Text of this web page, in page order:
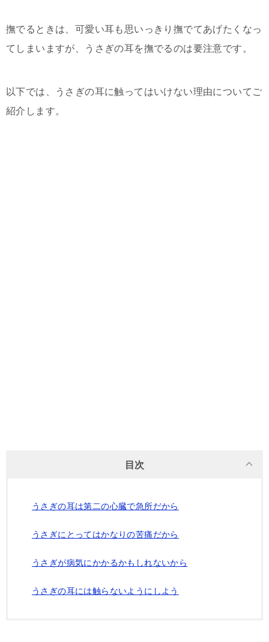
撫でるときは、可愛い耳も思いっきり撫でてあげたくなっ
てしまいますが、うさぎの耳を撫でるのは要注意です。
以下では、うさぎの耳に触ってはいけない理由についてご
紹介します。
目次
うさぎの耳は第二の心臓で急所だから
うさぎにとってはかなりの苦痛だから
うさぎが病気にかかるかもしれないから
うさぎの耳には触らないようにしよう